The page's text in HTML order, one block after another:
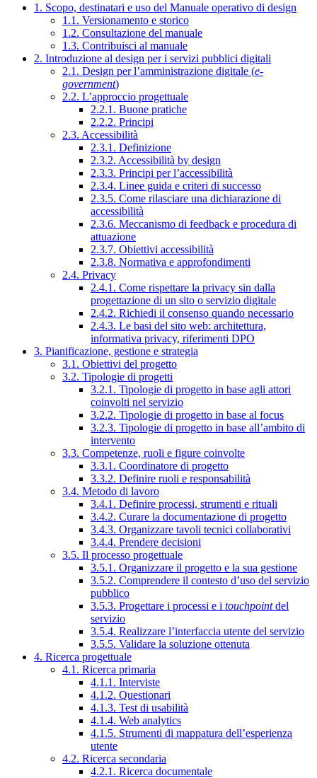
1. Scopo, destinatari e uso del Manuale operativo di design
1.1. Versionamento e storico
1.2. Consultazione del manuale
1.3. Contribuisci al manuale
2. Introduzione al design per i servizi pubblici digitali
2.1. Design per l’amministrazione digitale (e-
government)
2.2. L’approccio progettuale
2.2.1. Buone pratiche
2.2.2. Principi
2.3. Accessibilità
2.3.1. Definizione
2.3.2. Accessibilità by design
2.3.3. Principi per l’accessibilità
2.3.4. Linee guida e criteri di successo
2.3.5. Come rilasciare una dichiarazione di
accessibilità
2.3.6. Meccanismo di feedback e procedura di
attuazione
2.3.7. Obiettivi accessibilità
2.3.8. Normativa e approfondimenti
2.4. Privacy
2.4.1. Come rispettare la privacy sin dalla
progettazione di un sito o servizio digitale
2.4.2. Richiedi il consenso quando necessario
2.4.3. Le basi del sito web: architettura,
informativa privacy, riferimenti DPO
3. Pianificazione, gestione e strategia
3.1. Obiettivi del progetto
3.2. Tipologie di progetti
3.2.1. Tipologie di progetto in base agli attori
coinvolti nel servizio
3.2.2. Tipologie di progetto in base al focus
3.2.3. Tipologie di progetto in base all’ambito di
intervento
3.3. Competenze, ruoli e figure coinvolte
3.3.1. Coordinatore di progetto
3.3.2. Definire ruoli e responsabilità
3.4. Metodo di lavoro
3.4.1. Definire processi, strumenti e rituali
3.4.2. Curare la documentazione di progetto
3.4.3. Organizzare tavoli tecnici collaborativi
3.4.4. Prendere decisioni
3.5. Il processo progettuale
3.5.1. Organizzare il progetto e la sua gestione
3.5.2. Comprendere il contesto d’uso del servizio
pubblico
3.5.3. Progettare i processi e i touchpointdel
servizio
3.5.4. Realizzare l’interfaccia utente del servizio
3.5.5. Validare la soluzione ottenuta
4. Ricerca progettuale
4.1. Ricerca primaria
4.1.1. Interviste
4.1.2. Questionari
4.1.3. Test di usabilità
4.1.4. Web analytics
4.1.5. Strumenti di mappatura dell’esperienza
utente
4.2. Ricerca secondaria
4.2.1. Ricerca documentale